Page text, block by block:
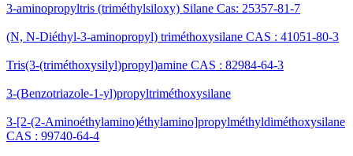
3-aminopropyltris (triméthylsiloxy) Silane Cas: 25357-81-7
(N, N-Diéthyl-3-aminopropyl) triméthoxysilane CAS : 41051-80-3
Tris(3-(triméthoxysilyl)propyl)amine CAS : 82984-64-3
3-(Benzotriazole-1-yl)propyltriméthoxysilane
3-[2-(2-Aminoéthylamino)éthylamino]propylméthyldiméthoxysilane
CAS : 99740-64-4